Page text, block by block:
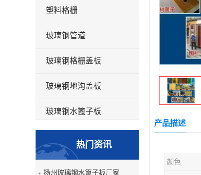
塑料格栅
玻璃钢管道
玻璃钢格栅盖板
玻璃钢地沟盖板
玻璃钢水篦子板
玻璃钢平板
热门资讯
扬州玻璃钢水篦子板厂家
产品描述
颜色